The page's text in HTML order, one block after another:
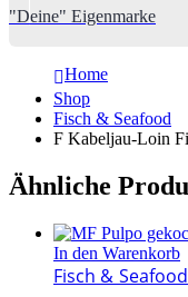
"Deine" Eigenmarke
Home
Shop
Fisch & Seafood
F Kabeljau-Loin
Ähnliche
In den Warenkorb
Fisch & Seafood